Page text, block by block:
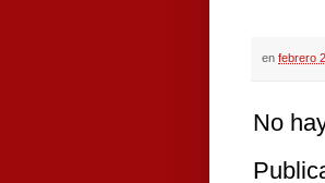
en febrero
No